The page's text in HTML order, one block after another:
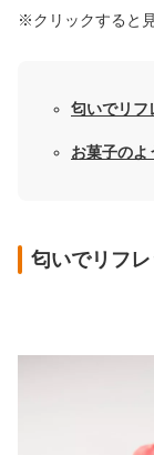
※クリックすると
匂いでリフ
お菓子のよ
匂いでリフ